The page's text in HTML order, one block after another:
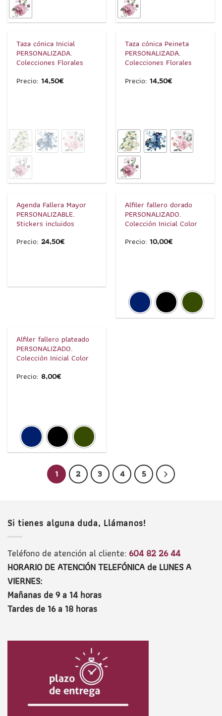
1/7
Taza cónica Inicial
PERSONALIZADA.
Colecciones Florales
Precio:14,50€
1/6
Taza cónica Peineta
PERSONALIZADA.
Colecciones Florales
Precio:14,50€
1/6
Agenda Fallera Mayor
PERSONALIZABLE.
Stickers incluidos
Precio:24,50€
1/5
Alfiler fallero dorado
PERSONALIZADO.
Colección Inicial Color
Precio:10,00€
Alfiler fallero plateado
PERSONALIZADO.
Colección Inicial Color
Precio: 8,00€
1 2 3 4 5
Si tienes alguna duda, Llámanos!
Teléfono de atención al cliente: 604 82 26 44
HORARIO DE ATENCIÓN TELEFÓNICA de LUNES A
VIERNES:
Mañanas de 9 a 14 horas
Tardes de 16 a 18 horas